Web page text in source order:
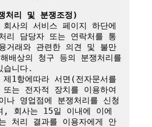
처리 및 분쟁조정)
사의 서비스 페이지 하단에
리 담당자 또는 연락처를 통
거래와 관련한 의견 및 불만
배상의 청구 등의 분쟁처리를
습니다.
1항에따라 서면(전자문서를
또는 전자적 장치를 이용하여
나 영업점에 분쟁처리를 신청
, 회사는 15일 이내에 이에
처리 결과를 이용자에게 안